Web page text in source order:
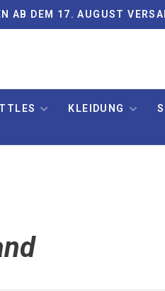
AB DEM 17. AUGUST
KLEIDUNG